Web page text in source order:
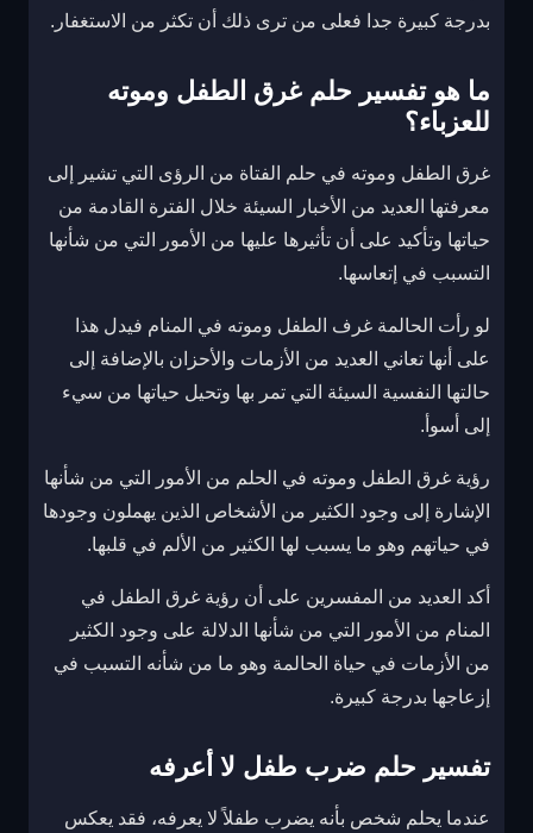
بدرجة كبيرة جدا فعلى من ترى ذلك أن تكثر من الاستغفار.
ما هو تفسير حلم غرق الطفل وموته
للعزباء؟
غرق الطفل وموته في حلم الفتاة من الرؤى التي تشير إلى
معرفتها العديد من الأخبار السيئة خلال الفترة القادمة من
حياتها وتأكيد على أن تأثيرها عليها من الأمور التي من شأنها
التسبب في إتعاسها.
لو رأت الحالمة غرف الطفل وموته في المنام فيدل هذا
على أنها تعاني العديد من الأزمات والأحزان بالإضافة إلى
حالتها النفسية السيئة التي تمر بها وتحيل حياتها من سيء
إلى أسوأ.
رؤية غرق الطفل وموته في الحلم من الأمور التي من شأنها
الإشارة إلى وجود الكثير من الأشخاص الذين يهملون وجودها
في حياتهم وهو ما يسبب لها الكثير من الألم في قلبها.
أكد العديد من المفسرين على أن رؤية غرق الطفل في
المنام من الأمور التي من شأنها الدلالة على وجود الكثير
من الأزمات في حياة الحالمة وهو ما من شأنه التسبب في
إزعاجها بدرجة كبيرة.
تفسير حلم ضرب طفل لا أعرفه
عندما يحلم شخص بأنه يضرب طفلاً لا يعرفه، فقد يعكس